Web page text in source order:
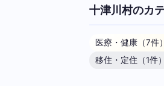
十津川村のカ
医療・健康（7件
移住・定住（1件）